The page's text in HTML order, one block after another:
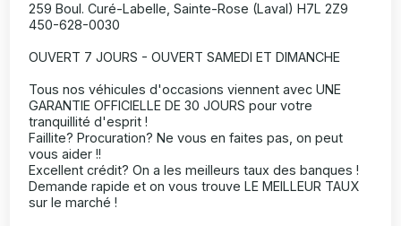
259 Boul. Curé-Labelle, Sainte-Rose (Laval) H7L 2Z9
450-628-0030
OUVERT 7 JOURS - OUVERT SAMEDI ET DIMANCHE
Tous nos véhicules d'occasions viennent avec UNE
GARANTIE OFFICIELLE DE 30 JOURS pour votre
tranquillité d'esprit !
Faillite? Procuration? Ne vous en faites pas, on peut
vous aider !!
Excellent crédit? On a les meilleurs taux des banques !
Demande rapide et on vous trouve LE MEILLEUR TAUX
sur le marché !